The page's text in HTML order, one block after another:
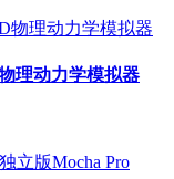
理动力学模拟器